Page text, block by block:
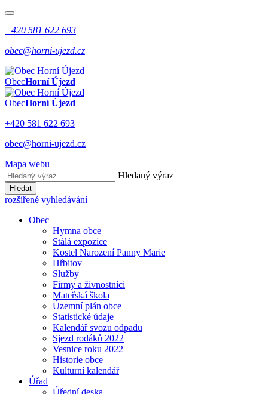
+420 581 622 693
obec@horni-ujezd.cz
ObecHorní Újezd
ObecHorní Újezd
+420 581 622 693
obec@horni-ujezd.cz
Mapa webu
Hledaný výraz
Hledat
rozšířené vyhledávání
Obec
Hymna obce
Stálá expozice
Kostel Narození Panny Marie
Hřbitov
Služby
Firmy a živnostníci
Mateřská škola
Územní plán obce
Statistické údaje
Kalendář svozu odpadu
Sjezd rodáků 2022
Vesnice roku 2022
Historie obce
Kulturní kalendář
Úřad
Úřední deska